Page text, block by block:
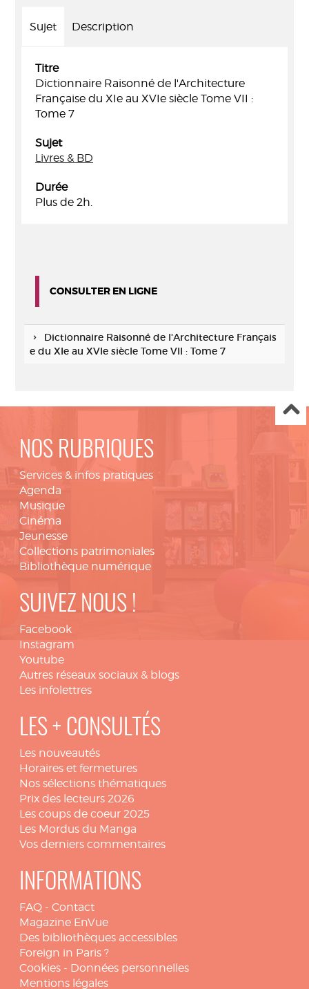
Sujet Description
Titre
Dictionnaire Raisonné de l'Architecture
Française du XIe au XVIe siècle Tome VII :
Tome 7
Sujet
Livres & BD
Durée
Plus de 2h.
CONSULTER EN LIGNE
Dictionnaire Raisonné de l'Architecture Français
e du XIe au XVIe siècle Tome VII : Tome 7
NOS RUBRIQUES
Services & infos pratiques
Agenda
Musique
Cinéma
Jeunesse
Collections patrimoniales
Bibliothèque numérique
SUIVEZ NOUS !
Facebook
Instagram
Youtube
Autres réseaux sociaux & blogs
Les infolettres
LES + CONSULTÉS
Les nouveautés
Horaires et fermetures
Nos sélections thématiques
Prix des lecteurs 2026
Les coups de coeur 2025
Les Mordus du Manga
Vos derniers commentaires
INFORMATIONS
FAQ - Contact
Magazine EnVue
Des bibliothèques accessibles
Foreign in Paris ?
Cookies - Données personnelles
Mentions légales